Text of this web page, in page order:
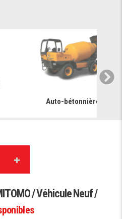
Auto-bétonnière
/ Véhicule Neuf /